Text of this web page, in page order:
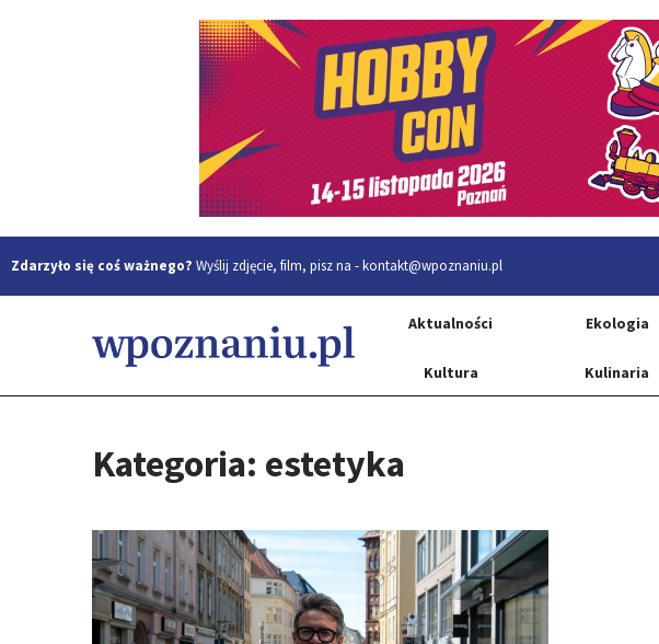
Zdarzyło się coś ważnego? Wyślij zdjęcie, film, pisz na -kontakt@wpoznaniu.pl
Aktualności Ekologia
Kultura Kulinaria
Kategoria: estetyka